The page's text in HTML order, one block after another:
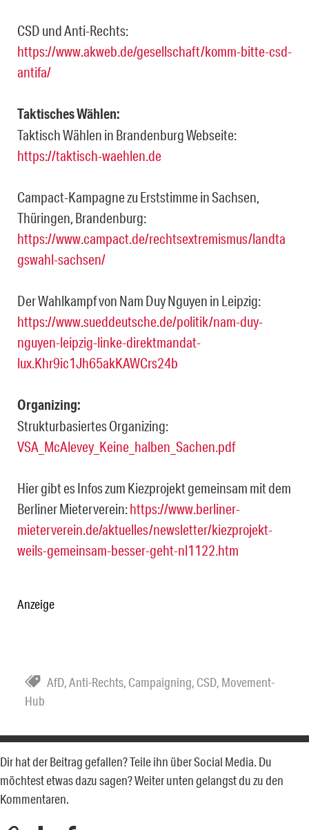
CSD und Anti-Rechts:
https://www.akweb.de/gesellschaft/komm-bitte-csd-
antifa/
Taktisches Wählen:
Taktisch Wählen in Brandenburg Webseite:
https://taktisch-waehlen.de
Campact-Kampagne zu Erststimme in Sachsen,
Thüringen, Brandenburg:
https://www.campact.de/rechtsextremismus/landta
gswahl-sachsen/
Der Wahlkampf von Nam Duy Nguyen in Leipzig:
https://www.sueddeutsche.de/politik/nam-duy-
nguyen-leipzig-linke-direktmandat-
lux.Khr9ic1Jh65akKAWCrs24b
Organizing:
Strukturbasiertes Organizing:
VSA_McAlevey_Keine_halben_Sachen.pdf
Hier gibt es Infos zum Kiezprojekt gemeinsam mit dem
Berliner Mieterverein:https://www.berliner-
mieterverein.de/aktuelles/newsletter/kiezprojekt-
weils-gemeinsam-besser-geht-nl1122.htm
Anzeige
AfD,Anti-Rechts, Campaigning, CSD, Movement-
Hub
Dir hat der Beitrag gefallen? Teile ihn über Social Media. Du
möchtest etwas dazu sagen? Weiter unten gelangst du zu den
Kommentaren.